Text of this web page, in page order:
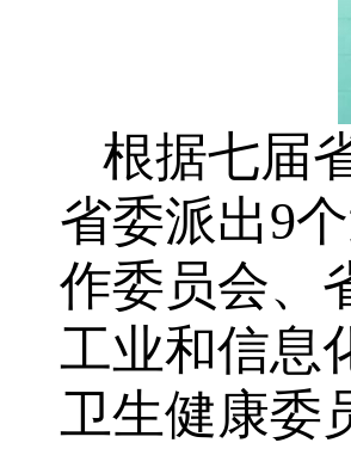
根据七届
省委派出9
作委员会、
工业和信息
卫生健康委